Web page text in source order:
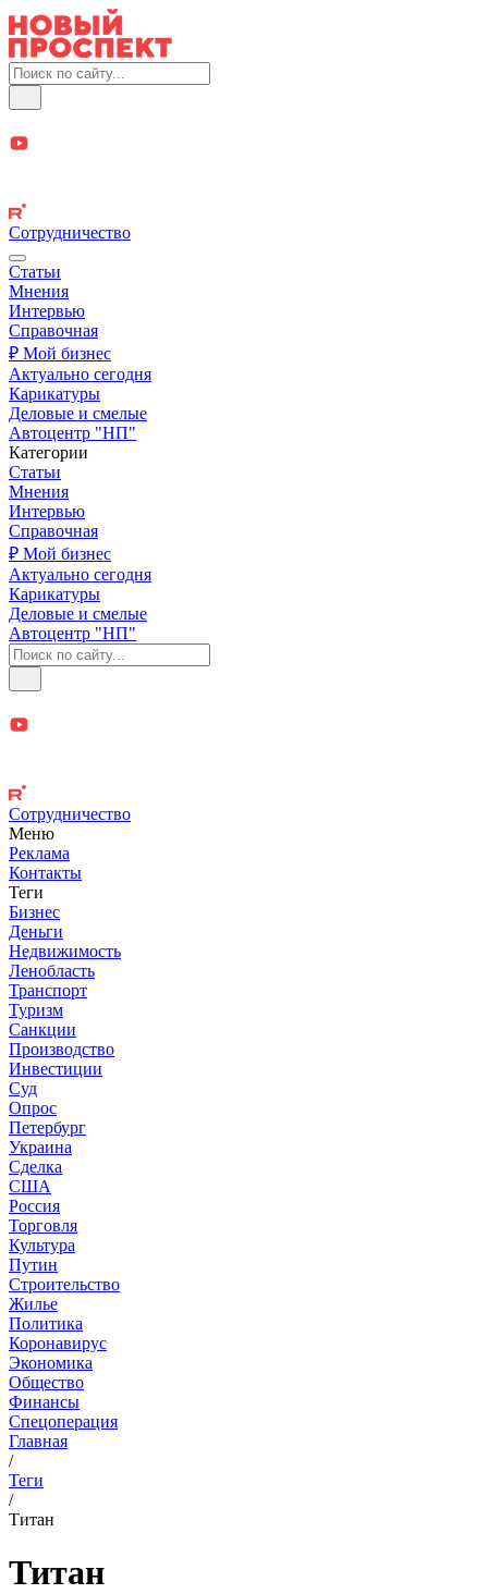
Сотрудничество
Статьи
Мнения
Интервью
Справочная
₽ Мой бизнес
Актуально сегодня
Карикатуры
Деловые и смелые
Автоцентр "НП"
Категории
Статьи
Мнения
Интервью
Справочная
₽ Мой бизнес
Актуально сегодня
Карикатуры
Деловые и смелые
Автоцентр "НП"
Сотрудничество
Меню
Реклама
Контакты
Теги
Бизнес
Деньги
Недвижимость
Ленобласть
Транспорт
Туризм
Санкции
Производство
Инвестиции
Суд
Опрос
Петербург
Украина
Сделка
США
Россия
Торговля
Культура
Путин
Строительство
Жилье
Политика
Коронавирус
Экономика
Общество
Финансы
Спецоперация
Главная
/
Теги
/
Титан
Титан